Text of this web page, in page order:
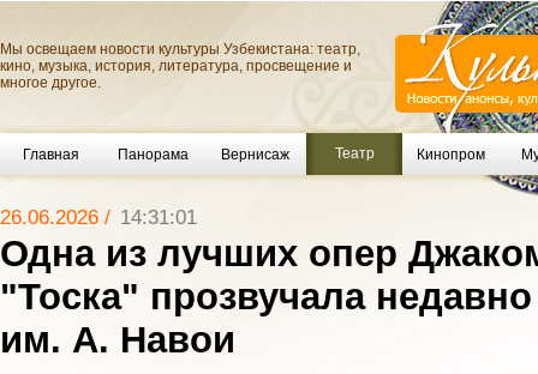
Мы освещаем новости культуры Узбекистана: театр,
кино, музыка, история, литература, просвещение и
многое другое.
Главная Панорама Вернисаж Театр Кинопром
26.06.2026 / 14:31:01
Одна из лучших опер
"Тоска" прозвучала
им. А. Навои